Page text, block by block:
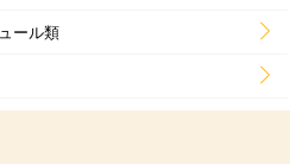
ール類